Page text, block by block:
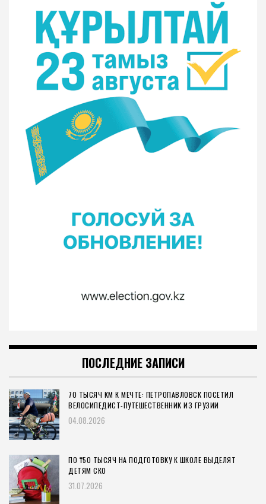
ПОСЛЕДНИЕ ЗАПИСИ
70 ТЫСЯЧ КМ К МЕЧТЕ: ПЕТРОПАВЛОВСК ПОСЕТИЛ
ВЕЛОСИПЕДИСТ-ПУТЕШЕСТВЕННИК ИЗ ГРУЗИИ
04.08.2026
ПО ₸50 ТЫСЯЧ НА ПОДГОТОВКУ К ШКОЛЕ ВЫДЕЛЯТ
ДЕТЯМ СКО
31.07.2026